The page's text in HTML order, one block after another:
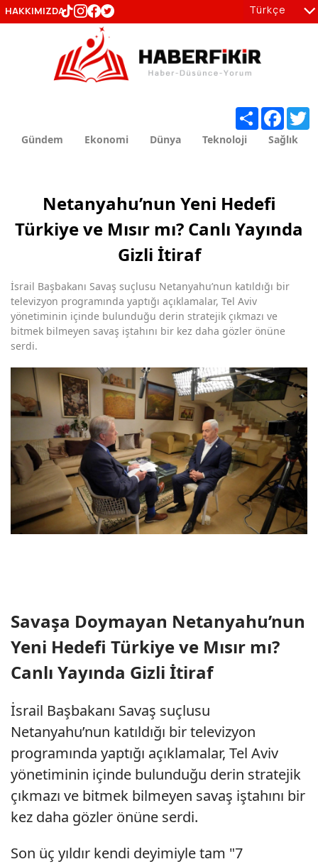
Gündem Ekonomi Dünya Teknoloji Sağlık
Netanyahu’nun Yeni Hedefi
Türkiye ve Mısır mı? Canlı Yayında
Gizli İtiraf
İsrail Başbakanı Savaş suçlusu Netanyahu’nun katıldığı bir
televizyon programında yaptığı açıklamalar, Tel Aviv
yönetiminin içinde bulunduğu derin stratejik çıkmazı ve
bitmek bilmeyen savaş iştahını bir kez daha gözler önüne
serdi.
Savaşa Doymayan Netanyahu’nun
Yeni Hedefi Türkiye ve Mısır mı?
Canlı Yayında Gizli İtiraf
İsrail Başbakanı Savaş suçlusu
Netanyahu’nun katıldığı bir televizyon
programında yaptığı açıklamalar, Tel Aviv
yönetiminin içinde bulunduğu derin stratejik
çıkmazı ve bitmek bilmeyen savaş iştahını bir
kez daha gözler önüne serdi.
Son üç yıldır kendi deyimiyle tam "7
Share
Türkçe
en
HAKKIMIZDA